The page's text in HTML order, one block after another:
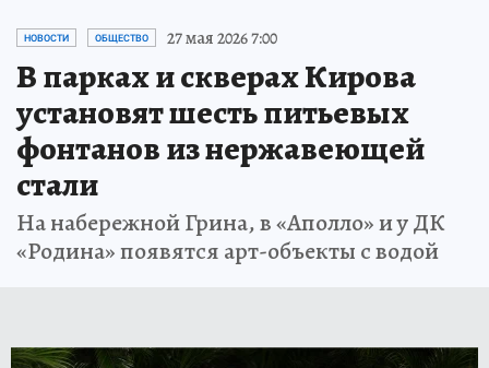
НОВОСТИ ОБЩЕСТВО 27 мая 2026 7:00
В парках и скверах Кирова
установят шесть питьевых
фонтанов из нержавеющей
стали
На набережной Грина, в «Аполло» и у ДК
«Родина» появятся арт-объекты с водой